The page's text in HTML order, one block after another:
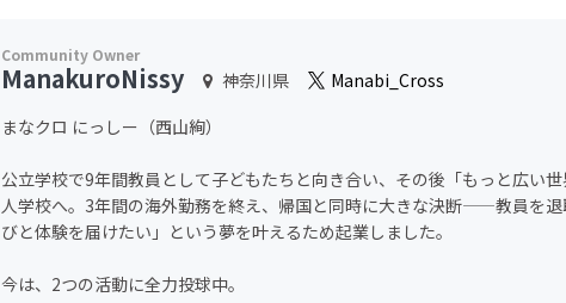
ManakuroNissy 神奈川県
Manabi_Cross
まなクロ にっしー（西山絢）
公立学校で9年間教員として子どもたちと向き合い、その後「もっと広い
人学校へ。3年間の海外勤務を終え、帰国と同時に大きな決断——教員を退
びと体験を届けたい」という夢を叶えるため起業しました。
今は、2つの活動に全力投球中。